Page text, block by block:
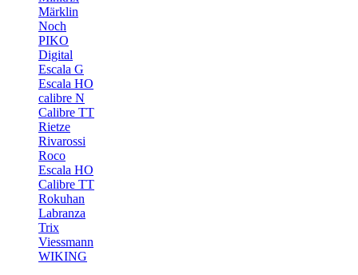
Märklin
Noch
PIKO
Digital
Escala G
Escala HO
calibre N
Calibre TT
Rietze
Rivarossi
Roco
Escala HO
Calibre TT
Rokuhan
Labranza
Trix
Viessmann
WIKING